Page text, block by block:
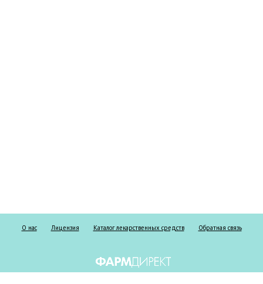
О нас Лицензия Каталог лекарственных средств Обратная связь